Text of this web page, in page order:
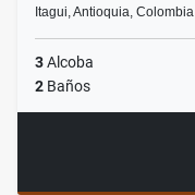
Itagui, Antioquia, Colombia
3Alcoba
2 Baños